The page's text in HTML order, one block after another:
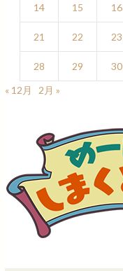
14 15 16
21 22 23
28 29 30
« 12月
2月 »